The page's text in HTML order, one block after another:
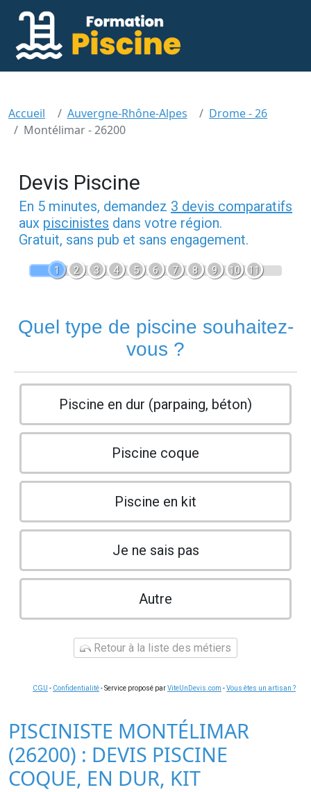
Accueil Auvergne-Rhône-Alpes
Drome - 26
Montélimar - 26200
Devis Piscine
En 5 minutes, demandez 3 devis comparatifs
aux piscinistes dans votre région.
Gratuit, sans pub et sans engagement.
1 2 3 4 5 6 7 8 9 10 11
Quel type de piscine souhaitez-
vous ?
Piscine en dur (parpaing, béton)
Piscine coque
Piscine en kit
Je ne sais pas
Autre
Retour à la liste des métiers
CGU - Confidentialité- Service proposé parViteUnDevis.com -Vous êtes un artisan ?
PISCINISTE MONTÉLIMAR
(26200) : DEVIS PISCINE
COQUE, EN DUR, KIT